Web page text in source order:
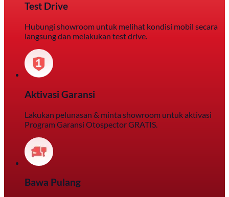
Test Drive
Hubungi showroom untuk melihat kondisi mobil secara
langsung dan melakukan test drive.
Aktivasi Garansi
Lakukan pelunasan & minta showroom untuk aktivasi
Program Garansi Otospector GRATIS.
Bawa Pulang